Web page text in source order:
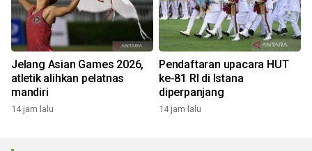
Jelang Asian Games 2026,
atletik alihkan pelatnas
mandiri
14 jam lalu
Pendaftaran upacara HUT
ke-81 RI di Istana
diperpanjang
14 jam lalu